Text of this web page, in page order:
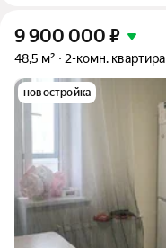
9 900 000 ₽
48,5 м² 2-комн. квартира
новостройка